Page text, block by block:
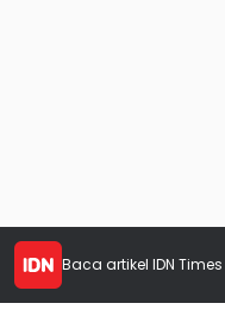
Baca artikel IDN Times